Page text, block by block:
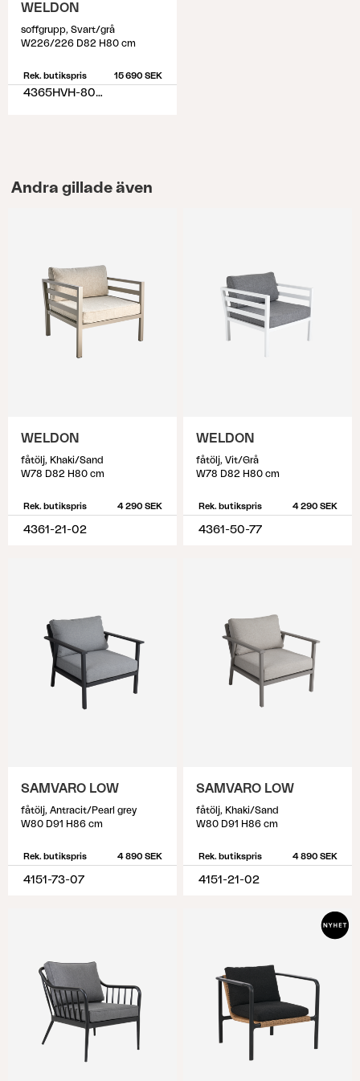
WELDON
soffgrupp, Svart/grå
W226/226 D82 H80 cm
Rek. butikspris 15 690 SEK
4365HVH-80-77
Andra gillade även
WELDON
fåtölj, Khaki/Sand
W78 D82 H80 cm
Rek. butikspris 4 290 SEK
4361-21-02
WELDON
fåtölj, Vit/Grå
W78 D82 H80 cm
Rek. butikspris 4 290 SEK
4361-50-77
SAMVARO LOW
fåtölj, Antracit/Pearl grey
W80 D91 H86 cm
Rek. butikspris 4 890 SEK
4151-73-07
SAMVARO LOW
fåtölj, Khaki/Sand
W80 D91 H86 cm
Rek. butikspris 4 890 SEK
4151-21-02